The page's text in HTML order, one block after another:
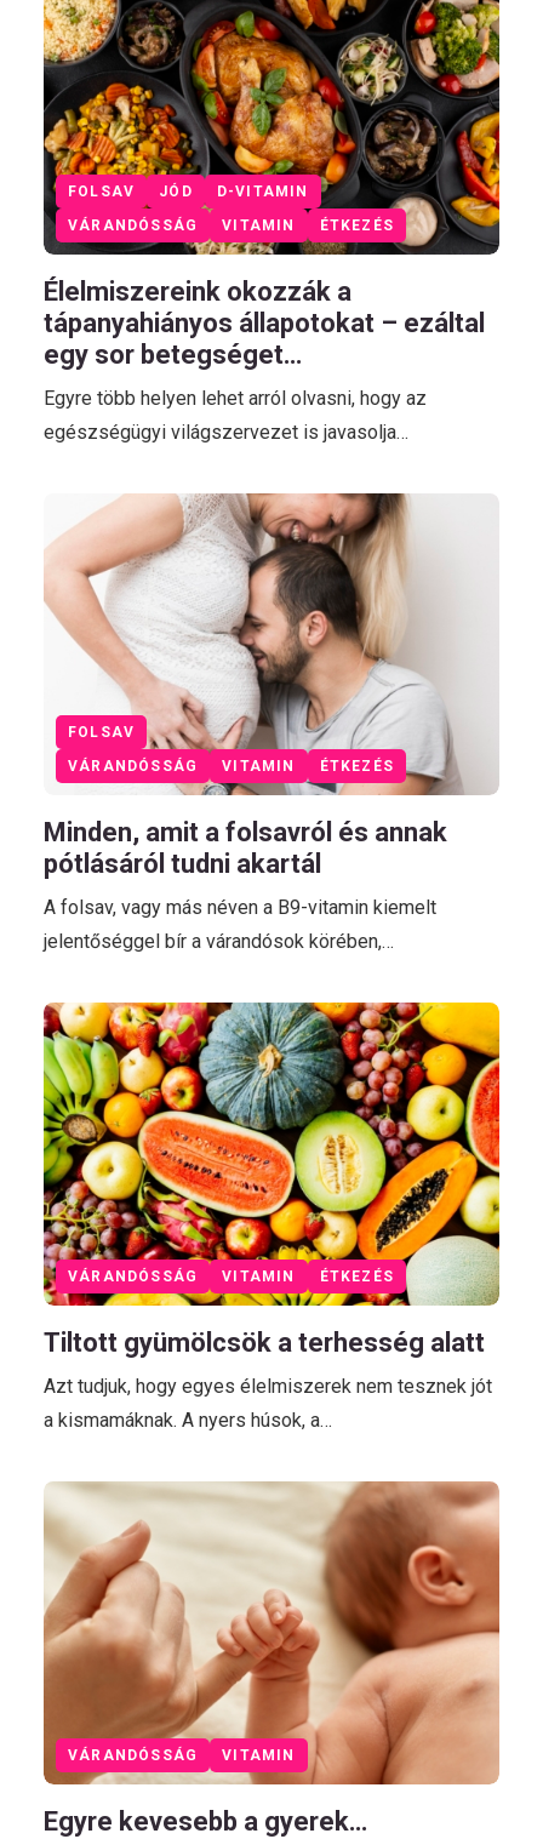
VÁRANDÓSSÁG VITAMIN ÉTKEZÉS
FOLSAV JÓD D-VITAMIN
Élelmiszereink okozzák a
tápanyahiányos állapotokat – ezáltal
egy sor betegséget…
Egyre több helyen lehet arról olvasni, hogy az
egészségügyi világszervezet is javasolja…
VÁRANDÓSSÁG VITAMIN ÉTKEZÉS
FOLSAV
Minden, amit a folsavról és annak
pótlásáról tudni akartál
A folsav, vagy más néven a B9-vitamin kiemelt
jelentőséggel bír a várandósok körében,…
VÁRANDÓSSÁG VITAMIN ÉTKEZÉS
Tiltott gyümölcsök a terhesség alatt
Azt tudjuk, hogy egyes élelmiszerek nem tesznek jót
a kismamáknak. A nyers húsok, a…
VÁRANDÓSSÁG VITAMIN
Egyre kevesebb a gyerek…